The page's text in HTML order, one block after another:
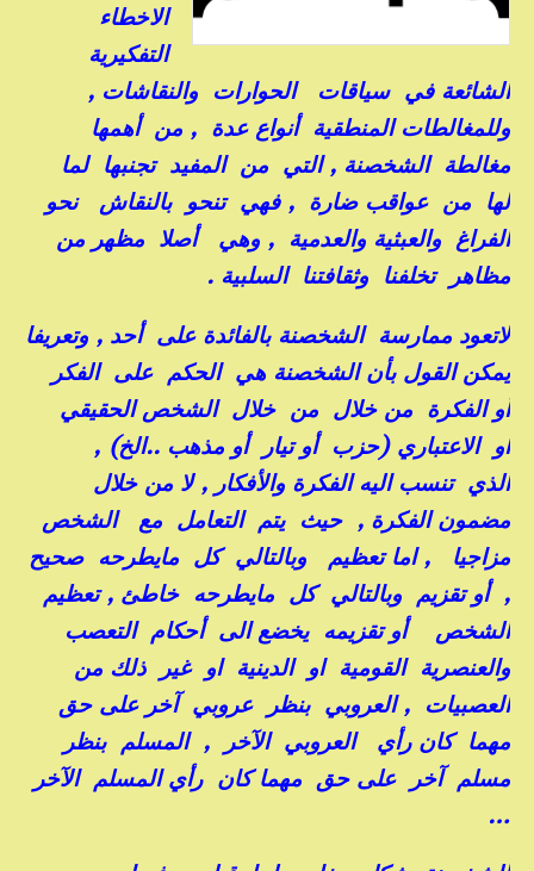
الاخطاء
التفكيرية
الشائعة في سياقات الحوارات والنقاشات ,
وللمغالطات المنطقية أنواع عدة , من أهمها
مغالطة الشخصنة , التي من المفيد تجنبها لما
لها من عواقب ضارة , فهي تنحو بالنقاش نحو
الفراغ والعبثية والعدمية , وهي أصلا مظهر من
مظاهر تخلفنا وثقافتنا السلبية .
لاتعود ممارسة الشخصنة بالفائدة على أحد , وتعريفا
يمكن القول بأن الشخصنة هي الحكم على الفكر
أو الفكرة من خلال من خلال الشخص الحقيقي
او الاعتباري (حزب أو تيار أو مذهب ..الخ) ,
الذي تنسب اليه الفكرة والأفكار , لا من خلال
مضمون الفكرة , حيث يتم التعامل مع الشخص
مزاجيا , اما تعظيم وبالتالي كل مايطرحه صحيح
, أو تقزيم وبالتالي كل مايطرحه خاطئ , تعظيم
الشخص أو تقزيمه يخضع الى أحكام التعصب
والعنصرية القومية او الدينية او غير ذلك من
العصبيات , العروبي بنظر عروبي آخر على حق
مهما كان رأي العروبي الآخر , المسلم بنظر
مسلم آخر على حق مهما كان رأي المسلم الآخر
…